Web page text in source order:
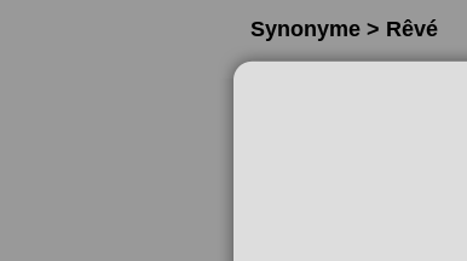
Synonyme > Rêvé